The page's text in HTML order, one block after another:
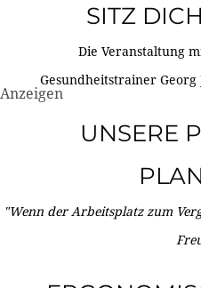
SITZ
Die Veranstaltung
Gesundheitstrainer
Anzeigen
UNSERE
"Wenn der Arbeitsplatz zum